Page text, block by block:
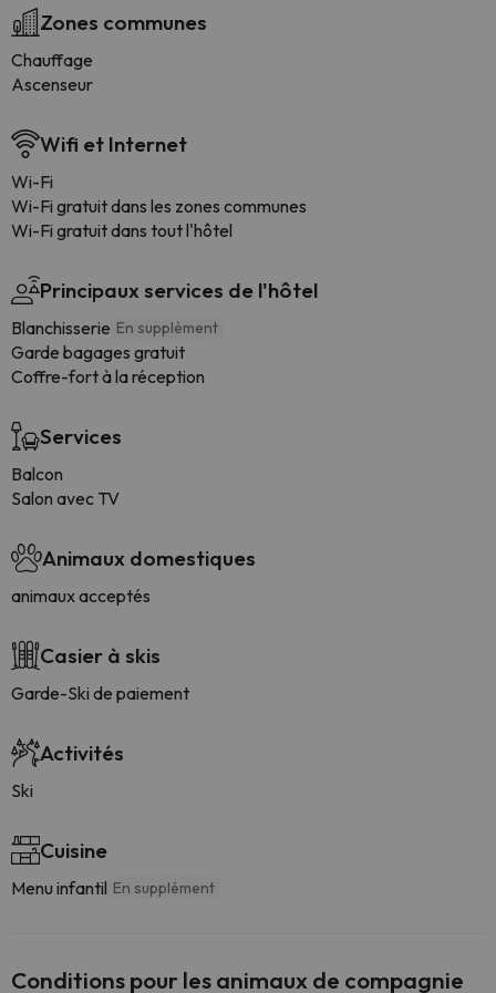
Zones communes
Chauffage
Ascenseur
Wifi et Internet
Wi-Fi
Wi-Fi gratuit dans les zones communes
Wi-Fi gratuit dans tout l'hôtel
Principaux services de l'hôtel
Blanchisserie En supplément
Garde bagages gratuit
Coffre-fort à la réception
Services
Balcon
Salon avec TV
Animaux domestiques
animaux acceptés
Casier à skis
Garde-Ski de paiement
Activités
Ski
Cuisine
Menu infantil En supplément
Conditions pour les animaux de compagnie